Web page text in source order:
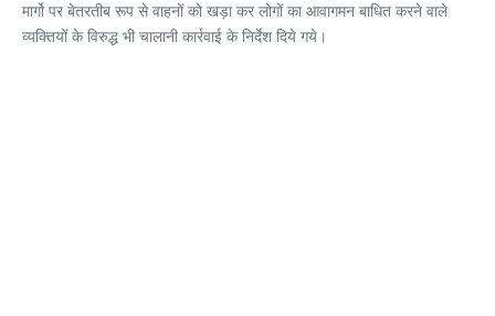
मार्गो पर बेतरतीब रूप से वाहनों को खड़ा कर लोगों का आवागमन बाधित करने वाले
व्यक्तियों के विरुद्ध भी चालानी कार्रवाई के निर्देश दिये गये।